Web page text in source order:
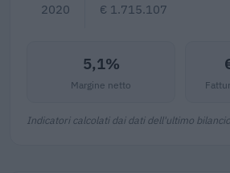
2020 € 1.715.107
5,1%
Margine netto
Indicatori calcolati dai dati dell'ultimo